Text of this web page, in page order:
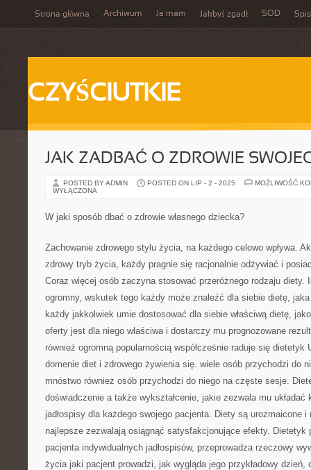
Strona główna Archiwum Ja mam Jakbyś zgadł SOD
CZYŚCIUTKIE
JAK ZADBAĆ O ZDROWIE
POSTED BY ADMIN POSTED ON LIP - 2 - 2025
MOŻLIWOŚĆ
WYŁĄCZONA
W jaki sposób dbać o zdrowie własnego dziecka?
Zachowanie zdrowego stylu życia, na każdego celowo wpływa.
zdrowy tryb życia, każdy pragnie się racjonalnie odżywiać i
Coraz więcej osób zaczyna stosować przeróżnego rodzaju diety.
ogromny, wskutek tego każdy może znaleźć dla siebie dietę,
każdy jakkolwiek umie dostosować dla siebie właściwą dietę,
oferty jest dla niego właściwa i dostarczy mu prognozowane
również ogromną popularnością współcześnie raduje się dietetyk
domenie diet i zdrowego żywienia się. wiele osób przychodzi do
mnóstwo również osób przychodzi do niego na częste sesje.
doświadczenie a także wykształcenie, jakie zezwala mu układać
jadłospisy dla każdego swojego pacjenta. Diety są urozmaicone
najlepsze zezwalają osiągnąć satysfakcjonujące efekty. Dietetyk
pacjenta indywidualnych jadłospisów, przeprowadza rzeczowy
życia jaki pacjent prowadzi, jak wygląda jego przykładowy dzień,